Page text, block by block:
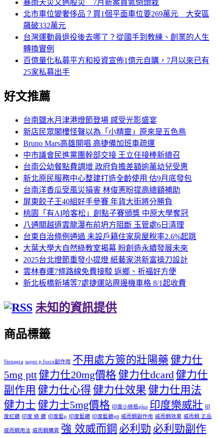
暴雨天災又遇股災 7月新案買氣倒頭栽
北市車位變奢侈品？買1個平面車位要269萬元 大安區
飆破332萬元
台灣運動員退役後去哪了？從國手到教練、創業的人生
轉換實例
百億量化私募平方和投資宣佈1億元自購，7月以來已有
25家私募出手
好文推薦
台南鹽水月津港燈節登場 感受光影盛宴
新店民眾閣樓怪聲以為「小精靈」原來是五色鳥
Bruno Mars高雄開唱 高捷備加班車疏運
中市議會民進黨團幹部交接 王立任接棒新總召
台南公幼餐點費調增 政府負擔差額逾萬幼兒受惠
新北原民服務中心整建打造全齡使用 估9月底發包
台南洋香瓜受風災損害 林俊憲盼提高總額補助
屏東餃子王40組好手參賽 年貨大街將分勝負
桃園「有AI哈客松」創點子賽頒獎 中原大學奪冠
八通關越道雲龍瀑布前坍方阻斷 玉管處6日清理
台東自治條例通過 未設戶籍住家房屋稅率2.6%起跳
大葉大學大自然綠教室揭幕 盼創造永續發展未來
2025台北燈節重發小提燈 紙藝家洪新富操刀設計
雲林春運7條路線免費接駁 返鄉、祈福好方便
新北板橋新埔等7處捷運站周邊機車格 8/1起收費
未知的資訊提供
商品標籤
Stenagra super p force副作用 不用處方簽的壯陽藥 健力仕
5mg ptt健力仕20mg價格健力仕dcard健力仕
副作用 健力仕心得 健力仕效果 健力仕用法
健力士 健力士5mg價格 印度小綠瓶plus 印度樂威壯 印
度紅鑽 印度 綠 鑽 印度藍p 印度藍鑽 印度藍鑽ptt 威而鋼副作用 威而鋼效果 威而鋼 正品
威而鋼用法 威而鋼購買 強 效威而鋼 必利勁 必利勁副作